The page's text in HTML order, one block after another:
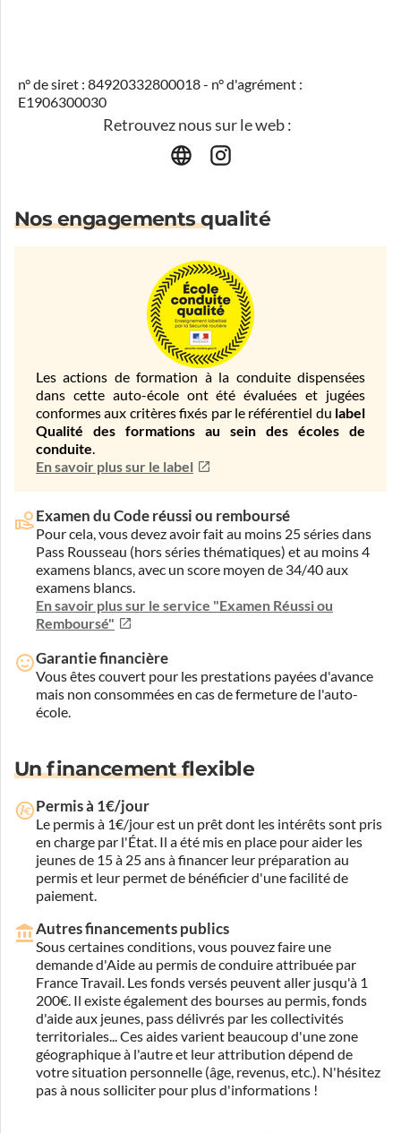
n° de siret : 84920332800018 - n° d'agrément :
E1906300030
Retrouvez nous sur le web :
Nos engagements qualité
Les actions de formation à la conduite dispensées
dans cette auto-école ont été évaluées et jugées
conformes aux critères fixés par le référentiel du label
Qualité des formations au sein des écoles de
conduite.
En savoir plus sur le label
Examen du Code réussi ou remboursé
Pour cela, vous devez avoir fait au moins 25 séries dans
Pass Rousseau (hors séries thématiques) et au moins 4
examens blancs, avec un score moyen de 34/40 aux
examens blancs.
En savoir plus sur le service "Examen Réussi ou
Remboursé"
Garantie financière
Vous êtes couvert pour les prestations payées d'avance
mais non consommées en cas de fermeture de l'auto-
école.
Un financement flexible
Permis à 1€/jour
Le permis à 1€/jour est un prêt dont les intérêts sont pris
en charge par l'État. Il a été mis en place pour aider les
jeunes de 15 à 25 ans à financer leur préparation au
permis et leur permet de bénéficier d'une facilité de
paiement.
Autres financements publics
Sous certaines conditions, vous pouvez faire une
demande d'Aide au permis de conduire attribuée par
France Travail. Les fonds versés peuvent aller jusqu'à 1
200€. Il existe également des bourses au permis, fonds
d'aide aux jeunes, pass délivrés par les collectivités
territoriales... Ces aides varient beaucoup d'une zone
géographique à l'autre et leur attribution dépend de
votre situation personnelle (âge, revenus, etc.). N'hésitez
pas à nous solliciter pour plus d'informations !